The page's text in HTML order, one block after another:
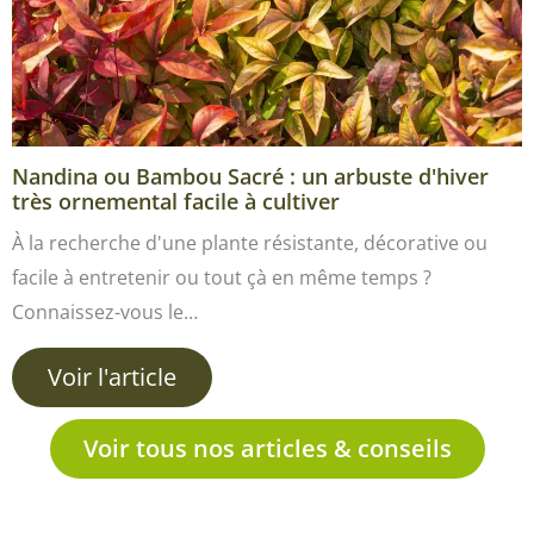
Nandina ou Bambou Sacré : un arbuste d'hiver
très ornemental facile à cultiver
À la recherche d'une plante résistante, décorative ou
facile à entretenir ou tout çà en même temps ?
Connaissez-vous le…
Voir l'article
Voir tous nos articles & conseils